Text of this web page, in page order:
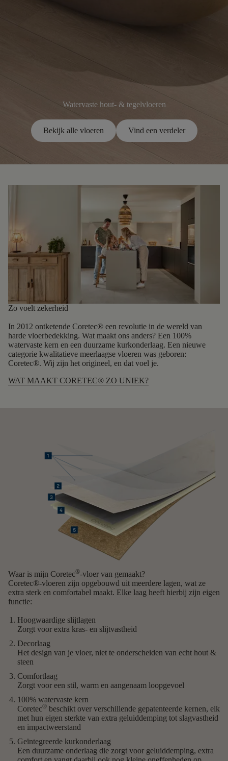
Watervaste hout- & tegelvloeren
Bekijk alle vloeren Vind een verdeler
Zo voelt zekerheid
In 2012 ontketende Coretec® een revolutie in de wereld van
harde vloerbedekking. Wat maakt ons anders? Een 100%
watervaste kern en een duurzame kurkonderlaag. Een nieuwe
categorie kwalitatieve meerlaagse vloeren was geboren:
Coretec®. Wij zijn het origineel, en dat voel je.
WAT MAAKT CORETEC® ZO UNIEK?
Waar is mijn Coretec®-vloer van gemaakt?
Coretec®-vloeren zijn opgebouwd uit meerdere lagen, wat ze
extra sterk en comfortabel maakt. Elke laag heeft hierbij zijn eigen
functie:
Hoogwaardige slijtlagen
Zorgt voor extra kras- en slijtvastheid
Decorlaag
Het design van je vloer, niet te onderscheiden van echt hout &
steen
Comfortlaag
Zorgt voor een stil, warm en aangenaam loopgevoel
100% watervaste kern
Coretec® beschikt over verschillende gepatenteerde kernen, elk
met hun eigen sterkte van extra geluiddemping tot slagvastheid
en impactweerstand
Geïntegreerde kurkonderlaag
Een duurzame onderlaag die zorgt voor geluiddemping, extra